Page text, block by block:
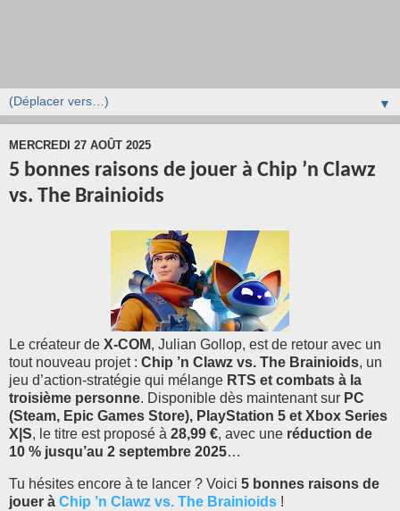
▼
MERCREDI 27 AOÛT 2025
5 bonnes raisons de jouer à Chip ’n Clawz
vs. The Brainioids
Le créateur de X-COM, Julian Gollop, est de retour avec un
tout nouveau projet : Chip ’n Clawz vs. The Brainioids, un
jeu d’action-stratégie qui mélange RTS et combats à la
troisième personne. Disponible dès maintenant sur PC
(Steam, Epic Games Store), PlayStation 5 et Xbox Series
X|S, le titre est proposé à 28,99 €, avec une réduction de
10 % jusqu’au 2 septembre 2025…
Tu hésites encore à te lancer ? Voici 5 bonnes raisons de
jouer à Chip ’n Clawz vs. The Brainioids !